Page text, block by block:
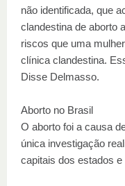
não identificada, que
clandestina de aborto
riscos que uma
clínica clandestina.
Disse Delmasso.
Aborto no Brasil
O aborto foi a causa
única investigação
capitais dos estados